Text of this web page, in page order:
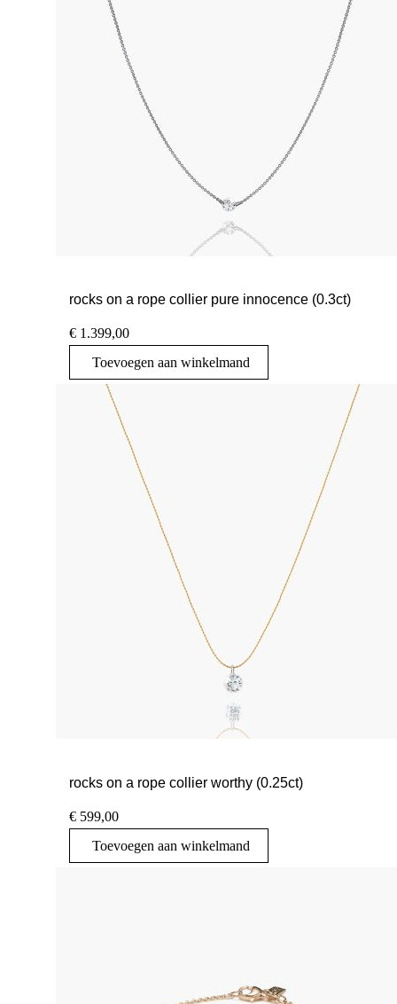
rocks on a rope collier pure innocence (0.3ct)
€ 1.399,00
Toevoegen aan winkelmand
rocks on a rope collier worthy (0.25ct)
€ 599,00
Toevoegen aan winkelmand